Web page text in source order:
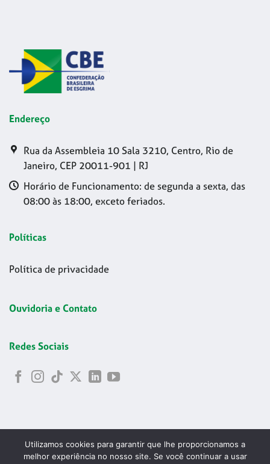
Endereço
Rua da Assembleia 10 Sala 3210, Centro, Rio de
Janeiro, CEP 20011-901 | RJ
Horário de Funcionamento: de segunda a sexta, das
08:00 às 18:00, exceto feriados.
Políticas
Política de privacidade
Ouvidoria e Contato
Redes Sociais
Utilizamos cookies para garantir que lhe proporcionamos a
melhor experiência no nosso site. Se você continuar a usar